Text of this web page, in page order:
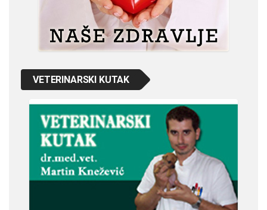
VETERINARSKI KUTAK